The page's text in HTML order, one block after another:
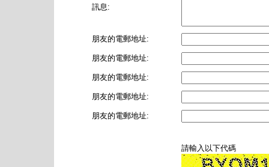
訊息:
朋友的電郵地址:
朋友的電郵地址:
朋友的電郵地址:
朋友的電郵地址:
朋友的電郵地址:
請輸入以下代碼